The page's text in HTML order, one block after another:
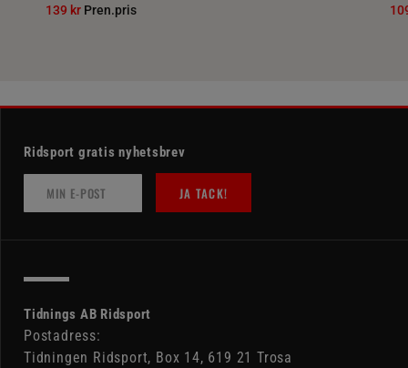
139 kr Pren.pris
Ridsport gratis nyhetsbrev
JA TACK!
Tidnings AB Ridsport
Postadress:
Tidningen Ridsport, Box 14, 619 21 Trosa